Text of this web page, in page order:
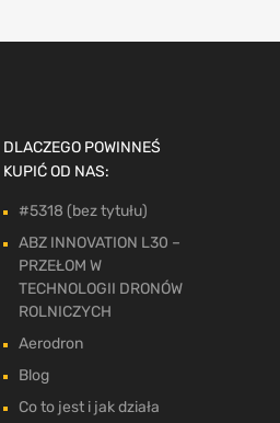
DLACZEGO POWINNEŚ
KUPIĆ OD NAS:
#5318 (bez tytułu)
ABZ INNOVATION L30 –
PRZEŁOM W
TECHNOLOGII DRONÓW
ROLNICZYCH
Aerodron
Blog
Co to jest i jak działa